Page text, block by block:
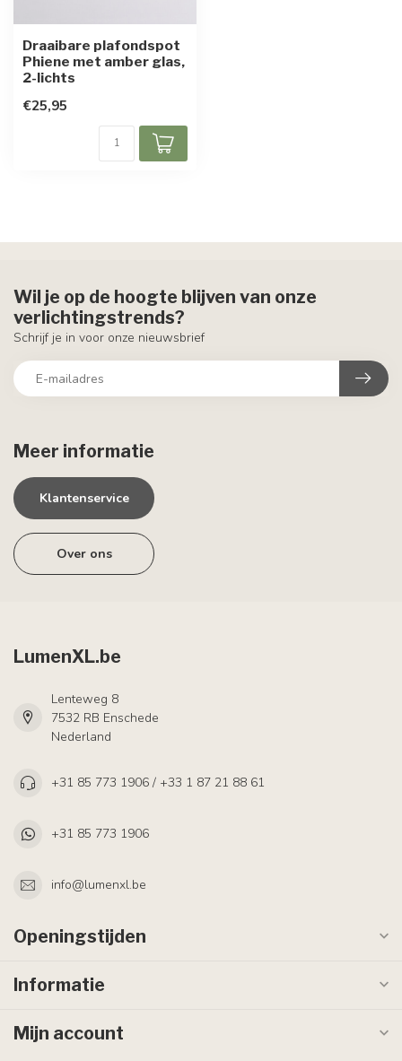
Draaibare plafondspot
Phiene met amber glas,
2-lichts
€25,95
Meer informatie
Klantenservice
Over ons
Wil je op de hoogte blijven van onze
verlichtingstrends?
Schrijf je in voor onze nieuwsbrief
LumenXL.be
Lenteweg 8
7532 RB Enschede
Nederland
+31 85 773 1906 / +33 1 87 21 88 61
+31 85 773 1906
info@lumenxl.be
Openingstijden
Informatie
Mijn account